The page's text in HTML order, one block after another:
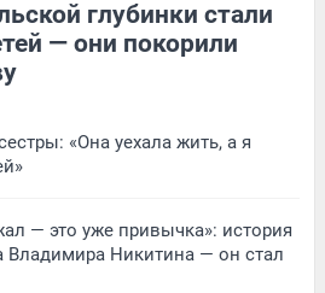
глубинки стали
— они покорили
«Она уехала жить, а я
— это уже привычка»: история
Владимира Никитина — он стал